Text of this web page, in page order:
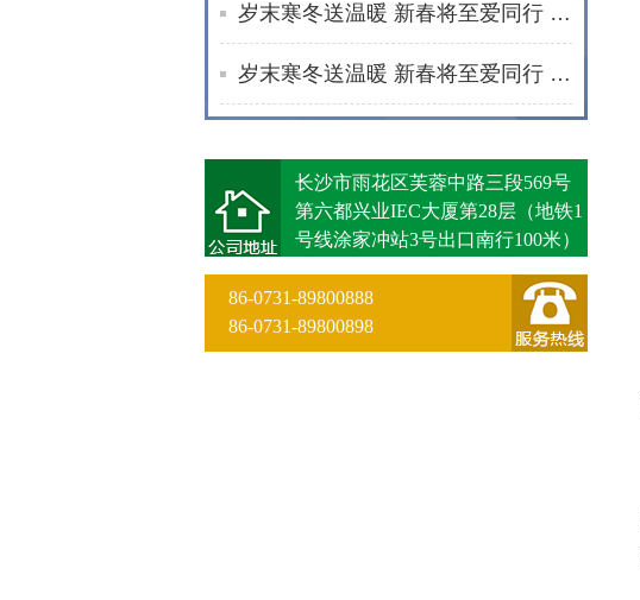
岁末寒冬送温暖 新春将至爱同行 | 通程“小蓓蕾”公益项目2025年走访纪实
岁末寒冬送温暖 新春将至爱同行 | 通程“小蓓蕾”公益项目2025年走访纪实
长沙市雨花区芙蓉中路三段569号
第六都兴业IEC大厦第28层（地铁1
号线涂家冲站3号出口南行100米）
86-0731-89800888
86-0731-89800898